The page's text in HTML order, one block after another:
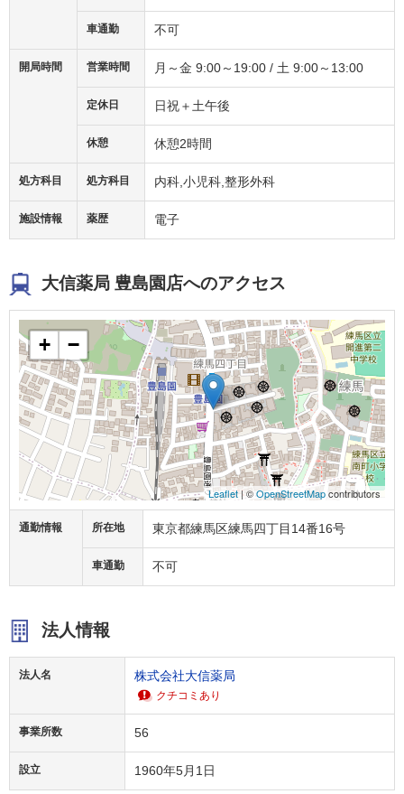
車通勤 不可
開局時間 営業時間 月～金 9:00～19:00 / 土 9:00～13:00
定休日 日祝＋土午後
休憩 休憩2時間
処方科目 処方科目 内科,小児科,整形外科
施設情報 薬歴 電子
大信薬局 豊島園店へのアクセス
+ −
Leaflet| ©OpenStreetMapcontributors
通勤情報 所在地 東京都練馬区練馬四丁目14番16号
車通勤 不可
法人情報
法人名 株式会社大信薬局
クチコミあり
事業所数 56
設立 1960年5月1日